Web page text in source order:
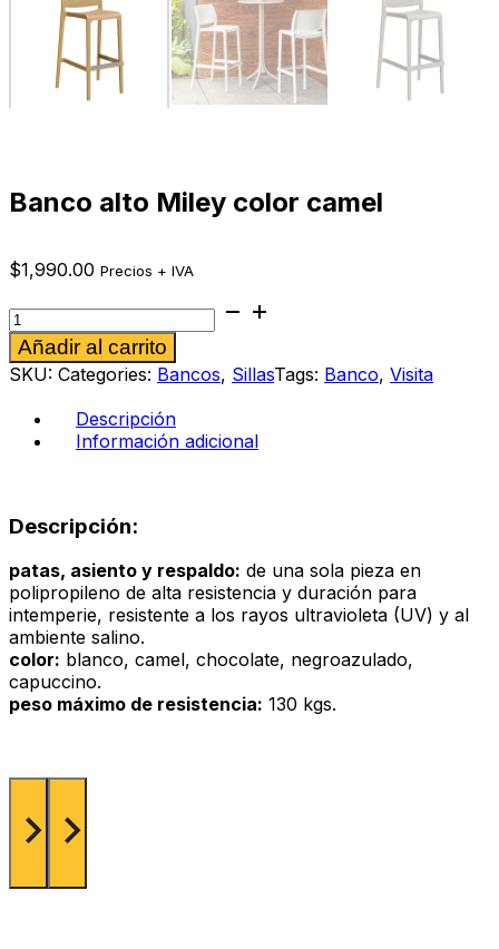
Banco alto Miley color camel
$1,990.00 Precios + IVA
Banco
alto
Miley
color
camel
Añadir al carrito
SKU: Categories: Bancos, SillasTags: Banco, Visita
Descripción
Información adicional
Descripción:
patas, asiento y respaldo: de una sola pieza en
polipropileno de alta resistencia y duración para
intemperie, resistente a los rayos ultravioleta (UV) y al
ambiente salino.
color: blanco, camel, chocolate, negroazulado,
capuccino.
peso máximo de resistencia: 130 kgs.